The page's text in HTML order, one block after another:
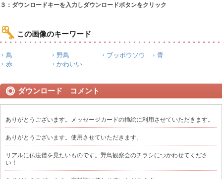
３：ダウンロードキーを入力しダウンロードボタンをクリック
この画像のキーワード
鳥 野鳥 ブッポウソウ
青
赤
かわいい
ダウンロード コメント
ありがとうございます。メッセージカードの挿絵に利用させていただきます。
ありがとうございます。使用させていただきます。
リアルに仏法僧を見たいものです。野鳥観察会のチラシにつかわせてくださ
い！